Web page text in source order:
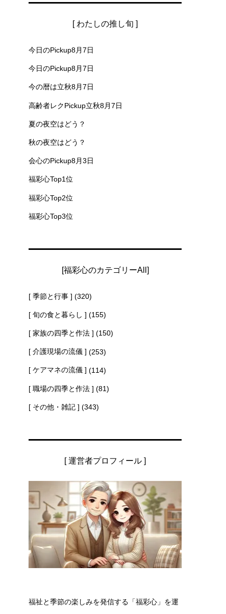
[ わたしの推し旬 ]
今日のPickup8月7日
今日のPickup8月7日
今の暦は立秋8月7日
高齢者レクPickup立秋8月7日
夏の夜空はどう？
秋の夜空はどう？
会心のPickup8月3日
福彩心Top1位
福彩心Top2位
福彩心Top3位
[福彩心のカテゴリーAll]
[ 季節と行事 ] (320)
[ 旬の食と暮らし ] (155)
[ 家族の四季と作法 ] (150)
[ 介護現場の流儀 ] (253)
[ ケアマネの流儀 ] (114)
[ 職場の四季と作法 ] (81)
[ その他・雑記 ] (343)
[ 運営者プロフィール ]
福祉と季節の楽しみを発信する「福彩心」を運